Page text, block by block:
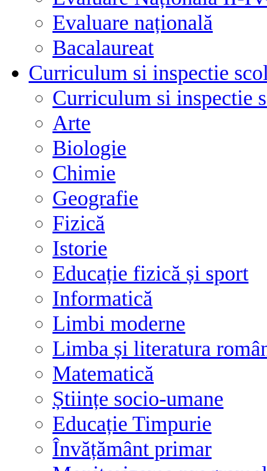
Evaluare națională
Bacalaureat
Curriculum si inspectie
Curriculum si inspectie
Arte
Biologie
Chimie
Geografie
Fizică
Istorie
Educație fizică și sport
Informatică
Limbi moderne
Limba și literatura
Matematică
Științe socio-umane
Educație Timpurie
Învățământ primar